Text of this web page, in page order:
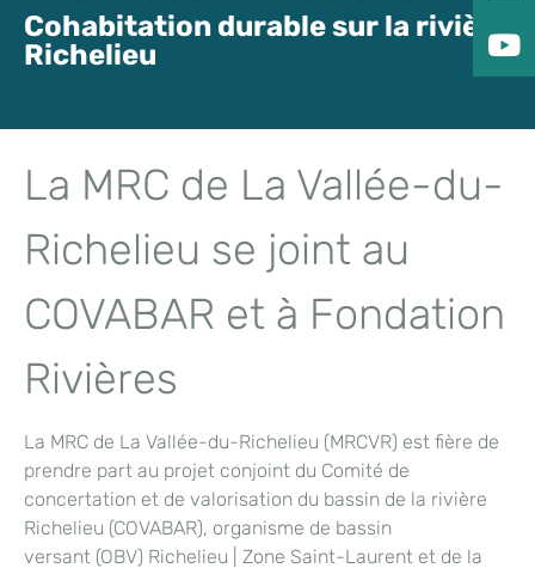
Cohabitation durable sur la rivière
Richelieu
La MRC de La Vallée-du-
Richelieu se joint au
COVABAR et à Fondation
Rivières
La MRC de La Vallée-du-Richelieu (MRCVR) est fière de
prendre part au projet conjoint du Comité de
concertation et de valorisation du bassin de la rivière
Richelieu (COVABAR), organisme de bassin
versant (OBV) Richelieu | Zone Saint-Laurent et de la